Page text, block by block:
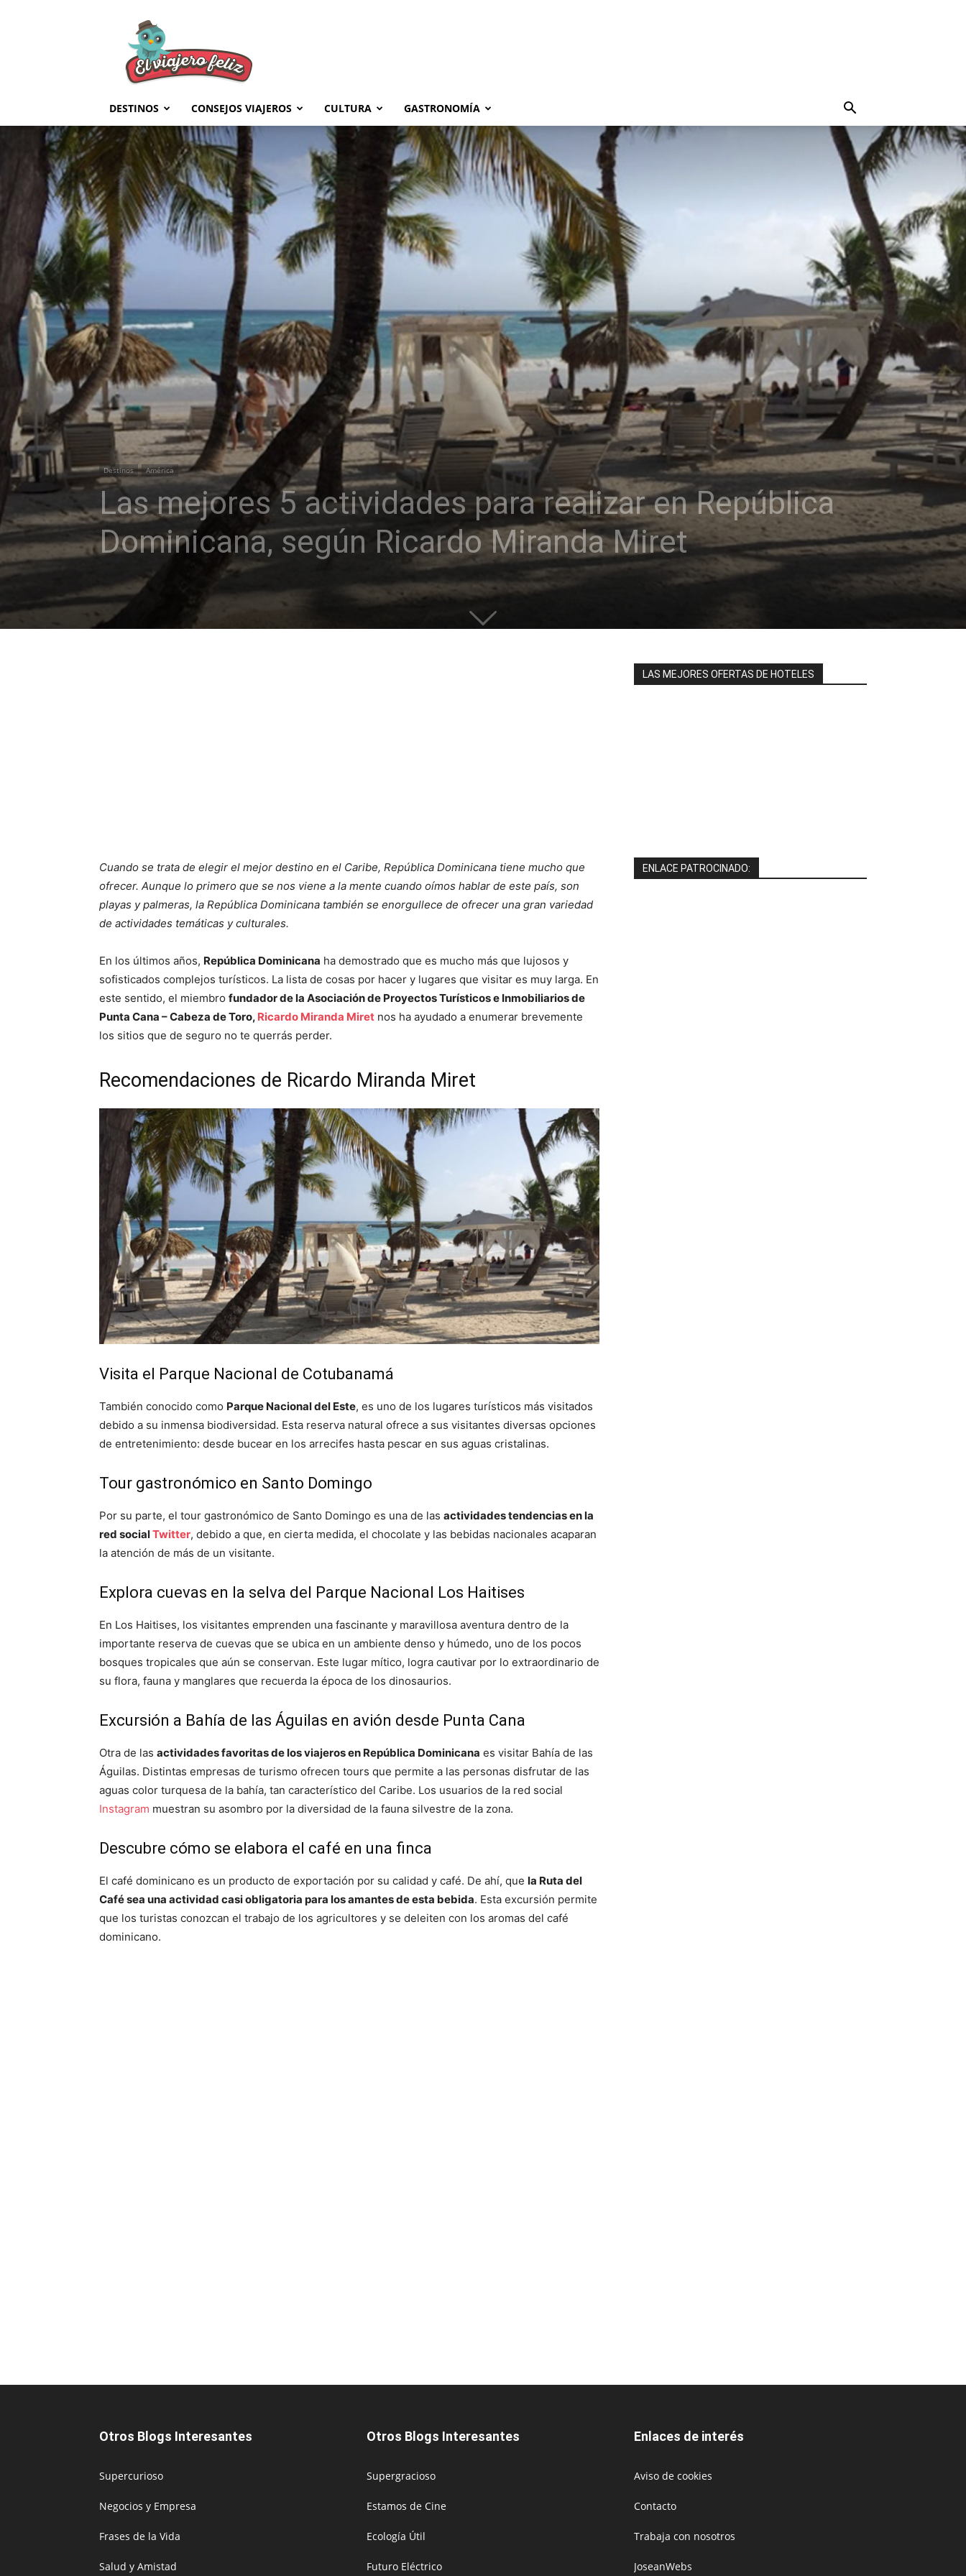
Feliz
DESTINOS CONSEJOS VIAJEROS CULTURA GASTRONOMÍA
Destinos América
Las mejores 5 actividades para realizar en República
Dominicana, según Ricardo Miranda Miret
Cuando se trata de elegir el mejor destino en el Caribe, República Dominicana tiene mucho que
ofrecer. Aunque lo primero que se nos viene a la mente cuando oímos hablar de este país, son
playas y palmeras, la República Dominicana también se enorgullece de ofrecer una gran variedad
de actividades temáticas y culturales.
En los últimos años, República Dominicana ha demostrado que es mucho más que lujosos y
sofisticados complejos turísticos. La lista de cosas por hacer y lugares que visitar es muy larga. En
este sentido, el miembro fundador de la Asociación de Proyectos Turísticos e Inmobiliarios de
Punta Cana – Cabeza de Toro, Ricardo Miranda Miret nos ha ayudado a enumerar brevemente
los sitios que de seguro no te querrás perder.
Recomendaciones de Ricardo Miranda Miret
Visita el Parque Nacional de Cotubanamá
También conocido como Parque Nacional del Este, es uno de los lugares turísticos más visitados
debido a su inmensa biodiversidad. Esta reserva natural ofrece a sus visitantes diversas opciones
de entretenimiento: desde bucear en los arrecifes hasta pescar en sus aguas cristalinas.
Tour gastronómico en Santo Domingo
Por su parte, el tour gastronómico de Santo Domingo es una de las actividades tendencias en la
red socialTwitter, debido a que, en cierta medida, el chocolate y las bebidas nacionales acaparan
la atención de más de un visitante.
Explora cuevas en la selva del Parque Nacional Los Haitises
En Los Haitises, los visitantes emprenden una fascinante y maravillosa aventura dentro de la
importante reserva de cuevas que se ubica en un ambiente denso y húmedo, uno de los pocos
bosques tropicales que aún se conservan. Este lugar mítico, logra cautivar por lo extraordinario de
su flora, fauna y manglares que recuerda la época de los dinosaurios.
Excursión a Bahía de las Águilas en avión desde Punta Cana
Otra de las actividades favoritas de los viajeros en República Dominicana es visitar Bahía de las
Águilas. Distintas empresas de turismo ofrecen tours que permite a las personas disfrutar de las
aguas color turquesa de la bahía, tan característico del Caribe. Los usuarios de la red social
Instagram muestran su asombro por la diversidad de la fauna silvestre de la zona.
Descubre cómo se elabora el café en una finca
El café dominicano es un producto de exportación por su calidad y café. De ahí, que la Ruta del
Café sea una actividad casi obligatoria para los amantes de esta bebida. Esta excursión permite
que los turistas conozcan el trabajo de los agricultores y se deleiten con los aromas del café
dominicano.
LAS MEJORES OFERTAS DE HOTELES
ENLACE PATROCINADO:
Otros Blogs Interesantes
Supercurioso
Negocios y Empresa
Frases de la Vida
Salud y Amistad
Otros Blogs Interesantes
Supergracioso
Estamos de Cine
Ecología Útil
Futuro Eléctrico
Enlaces de interés
Aviso de cookies
Contacto
Trabaja con nosotros
JoseanWebs